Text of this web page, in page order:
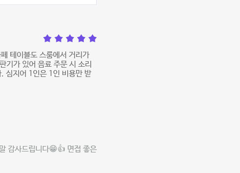
테이블도 스룸에서 거리가
기가 있어 음료 주문 시 소리
심지어 1인은 1인 비용만 받
감사드립니다😁👍 면접 좋은